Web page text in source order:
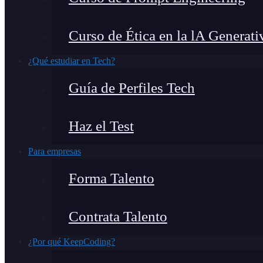
Curso de Ética en la lA
¿Qué estudiar en Tech?
Guía de Perfiles Tech
Haz el Test
Para empresas
Forma Talento
Contrata Talento
¿Por qué KeepCoding?